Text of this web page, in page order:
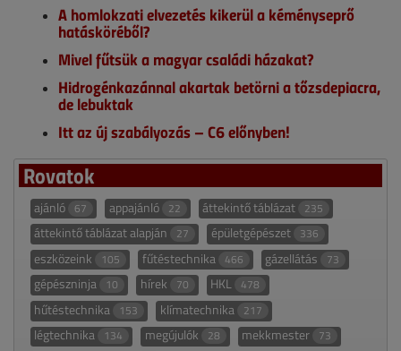
A homlokzati elvezetés kikerül a kéményseprő
hatásköréből?
Mivel fűtsük a magyar családi házakat?
Hidrogénkazánnal akartak betörni a tőzsdepiacra,
de lebuktak
Itt az új szabályozás – C6 előnyben!
Rovatok
ajánló 67 appajánló 22 áttekintő táblázat 235
áttekintő táblázat alapján 27 épületgépészet 336
eszközeink 105 fűtéstechnika 466 gázellátás 73
gépészninja 10 hírek 70 HKL 478
hűtéstechnika 153 klímatechnika 217
légtechnika 134 megújulók 28 mekkmester 73